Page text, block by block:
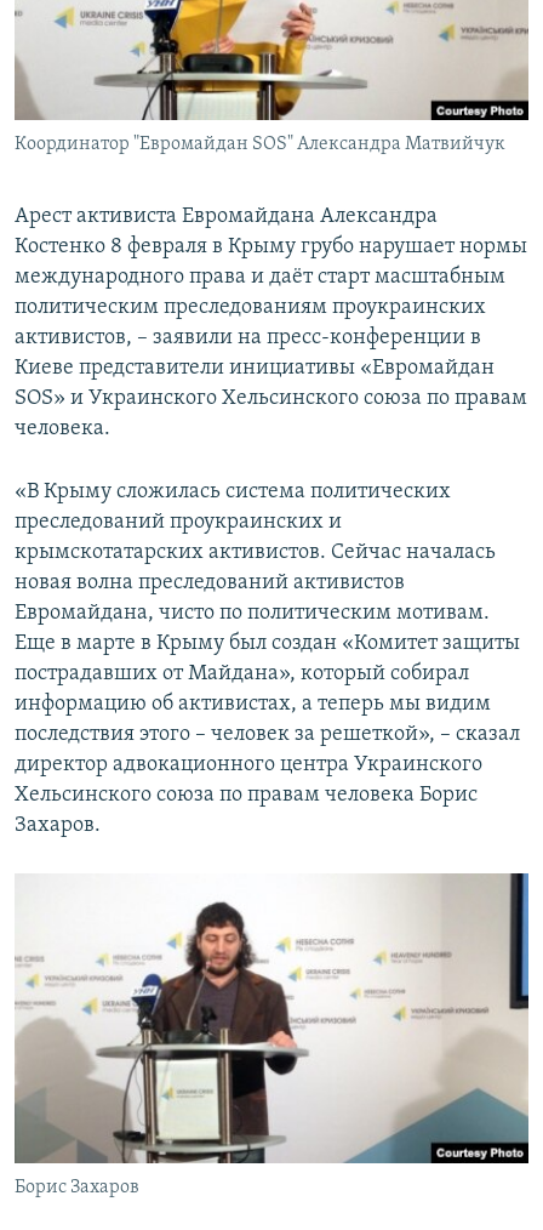
ПОБЕДИТЕЛЕЙ НЕ СУДЯТ?
КРЫМ.НЕПОКОРЕННЫЙ
УКРАИНСКАЯ ПРОБЛЕМА КРЫМА
ПРИСОЕДИНЯЙТЕСЬ!
Координатор "Евромайдан SOS" Александра Матвийчук
Арест активиста Евромайдана Александра
Костенко 8 февраля в Крыму грубо нарушает нормы
международного права и даёт старт масштабным
политическим преследованиям проукраинских
активистов, – заявили на пресс-конференции в
Киеве представители инициативы «Евромайдан
SOS» и Украинского Хельсинского союза по правам
человека.
«В Крыму сложилась система политических
преследований проукраинских и
крымскотатарских активистов. Сейчас началась
новая волна преследований активистов
Евромайдана, чисто по политическим мотивам.
Еще в марте в Крыму был создан «Комитет защиты
пострадавших от Майдана», который собирал
информацию об активистах, а теперь мы видим
последствия этого – человек за решеткой», – сказал
директор адвокационного центра Украинского
Хельсинского союза по правам человека Борис
Захаров.
Борис Захаров